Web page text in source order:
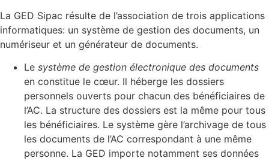
La GED Sipac résulte de l’association de trois applications
informatiques: un système de gestion des documents, un
numériseur et un générateur de documents.
Le système de gestion électronique des documents
en constitue le cœur. Il héberge les dossiers
personnels ouverts pour chacun des bénéficiaires de
l’AC. La structure des dossiers est la même pour tous
les bénéficiaires. Le système gère l’archivage de tous
les documents de l’AC correspondant à une même
personne. La GED importe notamment ses données